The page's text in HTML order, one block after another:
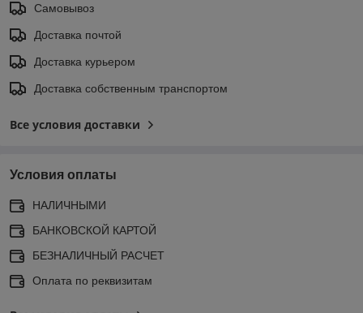
Самовывоз
Доставка почтой
Доставка курьером
Доставка собственным транспортом
Все условия доставки
Условия оплаты
НАЛИЧНЫМИ
БАНКОВСКОЙ КАРТОЙ
БЕЗНАЛИЧНЫЙ РАСЧЕТ
Оплата по реквизитам